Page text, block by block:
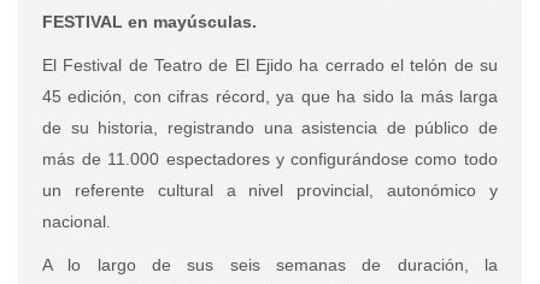
FESTIVAL en mayúsculas.
El Festival de Teatro de El Ejido ha cerrado el telón de su
45 edición, con cifras récord, ya que ha sido la más larga
de su historia, registrando una asistencia de público de
más de 11.000 espectadores y configurándose como todo
un referente cultural a nivel provincial, autonómico y
nacional.
A lo largo de sus seis semanas de duración, la